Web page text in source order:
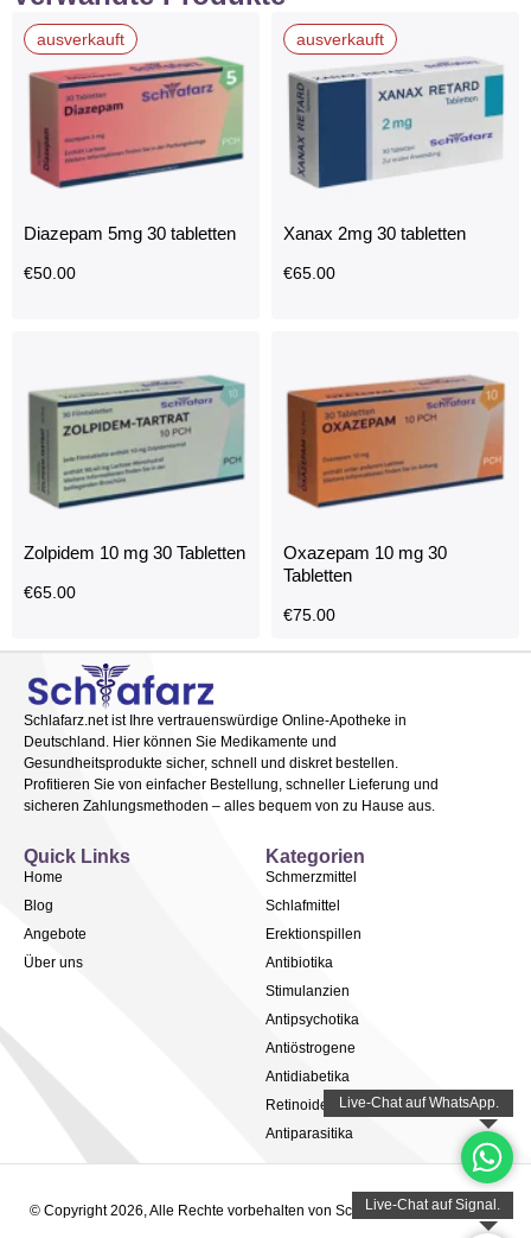
ausverkauft
Diazepam 5mg 30 tabletten
€50.00
ausverkauft
Xanax 2mg 30 tabletten
€65.00
Zolpidem 10 mg 30 Tabletten
€65.00
Oxazepam 10 mg 30
Tabletten
€75.00
Schlafarz.net ist Ihre vertrauenswürdige Online-Apotheke in
Deutschland. Hier können Sie Medikamente und
Gesundheitsprodukte sicher, schnell und diskret bestellen.
Profitieren Sie von einfacher Bestellung, schneller Lieferung und
sicheren Zahlungsmethoden – alles bequem von zu Hause aus.
Kategorien
Schmerzmittel
Schlafmittel
Erektionspillen
Antibiotika
Stimulanzien
Antipsychotika
Antiöstrogene
Antidiabetika
Retinoide
Antiparasitika
Quick Links
Home
Blog
Angebote
Über uns
© Copyright 2026, Alle Rechte vorbehalten von Schlafarz.net